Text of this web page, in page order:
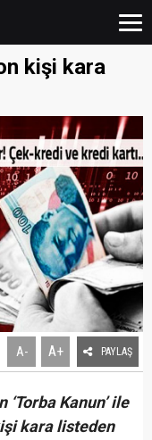
kişi kara
A- A+ PAYLAŞ
Kanun’ ile
kara listeden